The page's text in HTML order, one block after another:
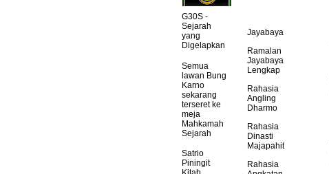
G30S -
Sejarah
yang
Digelapkan
Semua
lawan Bung
Karno
sekarang
terseret ke
meja
Mahkamah
Sejarah
Satrio
Piningit
Jayabaya
Ramalan
Jayabaya
Lengkap
Rahasia
Angling
Dharmo
Rahasia
Dinasti
Majapahit
Rahasia